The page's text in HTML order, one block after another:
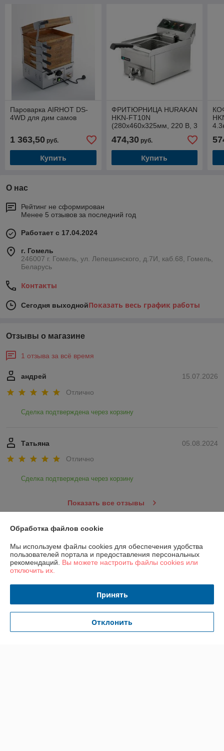
Пароварка AIRHOT DS-
4WD для дим самов
1 363,50 руб.
Купить
ФРИТЮРНИЦА HURAKAN
HKN-FT10N
(280x460x325мм, 220 В, 3
кВт, 7,5кг, 10 л (Кран для
слива масла)
474,30руб.
Купить
О нас
Рейтинг не сформирован
Менее 5 отзывов за последний год
Работает с 17.04.2024
г. Гомель
246007 г. Гомель, ул. Лепешинского, д.7И, каб.68, Гомель,
Беларусь
Контакты
Сегодня выходнойПоказать весь график работы
Отзывы о магазине
1 отзыва за всё время
15.07.2026
андрей
Отлично
Сделка подтверждена через корзину
05.08.2024
Татьяна
Отлично
Сделка подтверждена через корзину
Показать все отзывы
Контакты
Доставка и оплата
Полная версия сайта
Обработка файлов cookie
Мы используем файлы cookies для обеспечения удобства
пользователей портала и предоставления персональных
рекомендаций. Вы можете настроить файлы cookies или
отключить их.
Принять
Отклонить